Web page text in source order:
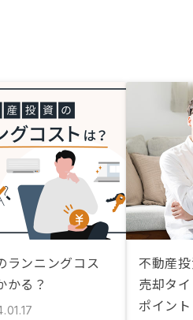
ランニングコス
かる？
不動産
売却タ
ポイント